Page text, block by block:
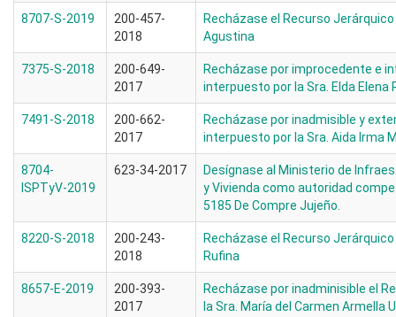
8707-S-2019
200-457-
2018
Recházase el Recurso
Agustina
7375-S-2018
200-649-
2017
Recházase por improcedente e
interpuesto por la Sra. Elda Elena
7491-S-2018
200-662-
2017
Recházase por inadmisible y
interpuesto por la Sra. Aida Irma
8704-
ISPTyV-2019
623-34-2017
Desígnase al Ministerio de
y Vivienda como autoridad
5185 De Compre Jujeño.
8220-S-2018
200-243-
2018
Recházase el Recurso
Rufina
8657-E-2019
200-393-
2017
Recházase por inadminisible el
la Sra. María del Carmen Armella